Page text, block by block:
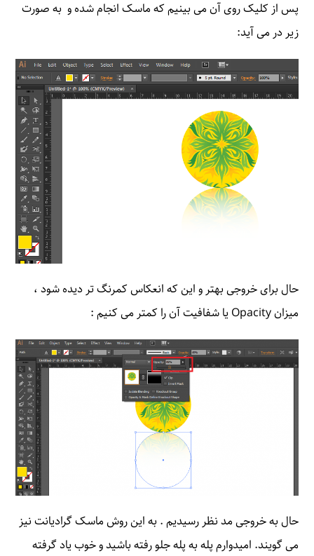
پس از کلیک روی آن می بینیم که ماسک انجام شده و به صورت
زیر در می آید:
حال برای خروجی بهتر و این که انعکاس کمرنگ تر دیده شود ،
میزان Opacity یا شفافیت آن را کمتر می کنیم :
حال به خروجی مد نظر رسیدیم . به این روش ماسک گرادیانت نیز
می گویند. امیدوارم پله به پله جلو رفته باشید و خوب یاد گرفته